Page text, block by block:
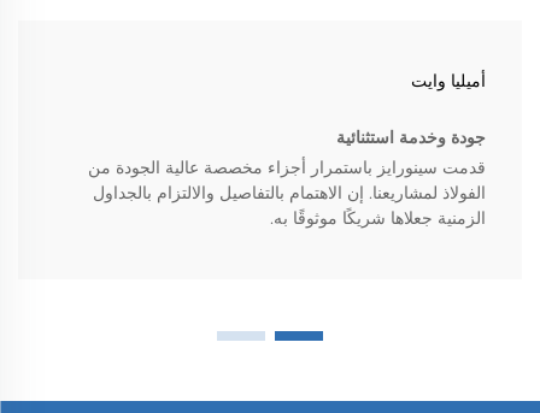
أميليا وايت
جودة وخدمة استثنائية
قدمت سينورايز باستمرار أجزاء مخصصة عالية الجودة من
الفولاذ لمشاريعنا. إن الاهتمام بالتفاصيل والالتزام بالجداول
الزمنية جعلاها شريكًا موثوقًا به.